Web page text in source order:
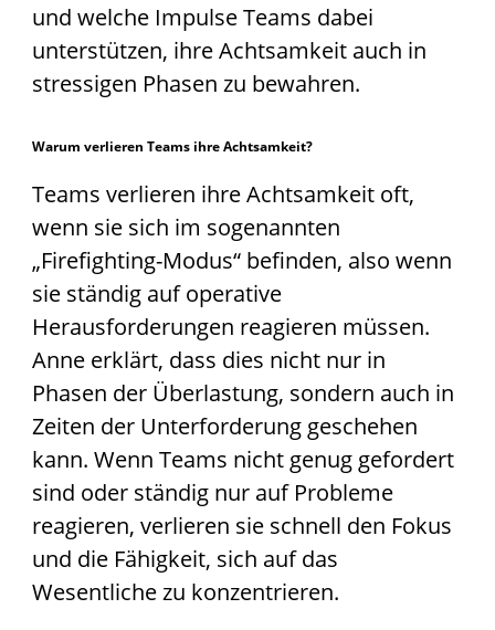
und welche Impulse Teams dabei
unterstützen, ihre Achtsamkeit auch in
stressigen Phasen zu bewahren.
Warum verlieren Teams ihre Achtsamkeit?
Teams verlieren ihre Achtsamkeit oft,
wenn sie sich im sogenannten
„Firefighting-Modus“ befinden, also wenn
sie ständig auf operative
Herausforderungen reagieren müssen.
Anne erklärt, dass dies nicht nur in
Phasen der Überlastung, sondern auch in
Zeiten der Unterforderung geschehen
kann. Wenn Teams nicht genug gefordert
sind oder ständig nur auf Probleme
reagieren, verlieren sie schnell den Fokus
und die Fähigkeit, sich auf das
Wesentliche zu konzentrieren.